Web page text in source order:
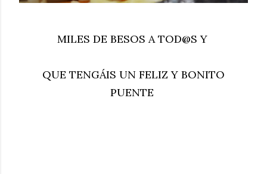
MILES DE BESOS A TOD@S Y
QUE TENGÁIS UN FELIZ Y BONITO
PUENTE